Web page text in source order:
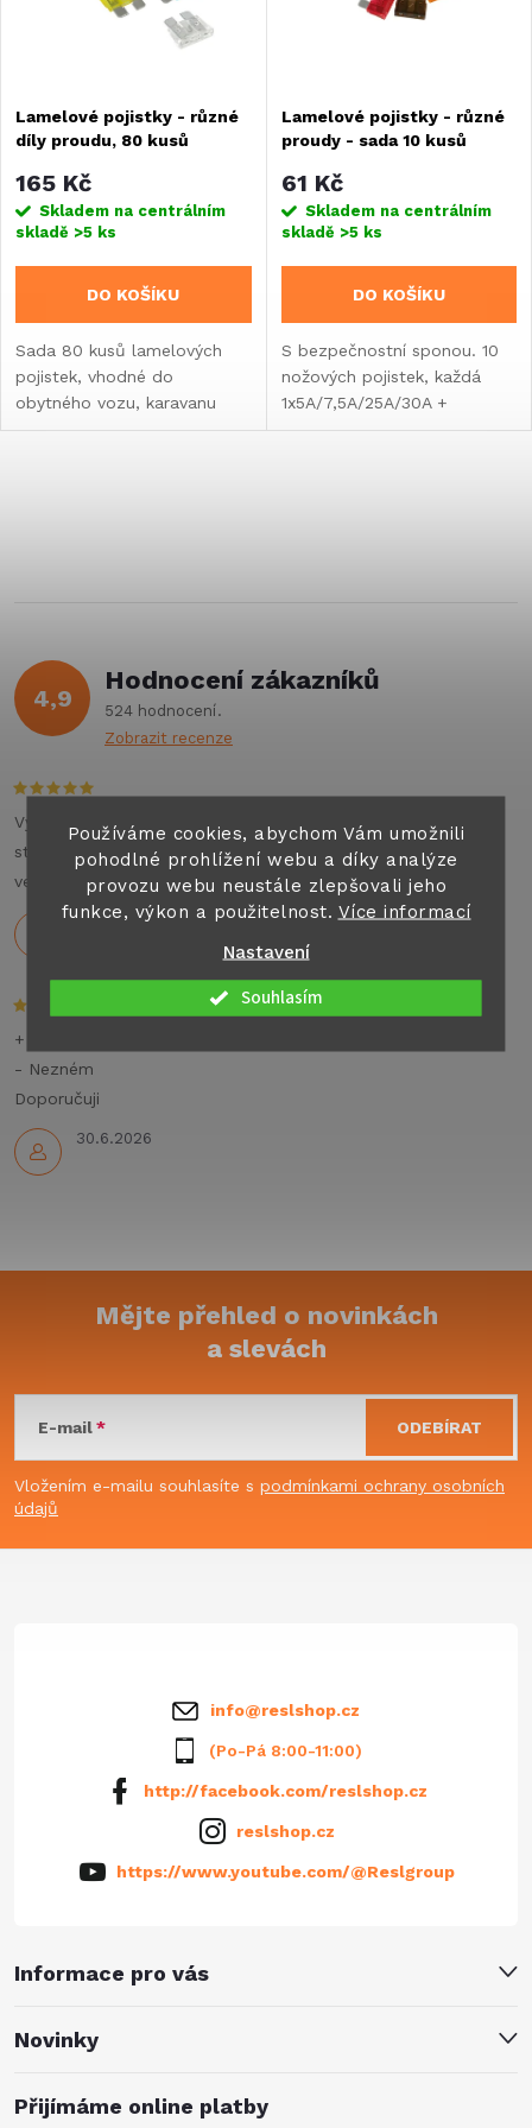
Používáme cookies, abychom Vám umožnili
pohodlné prohlížení webu a díky analýze
provozu webu neustále zlepšovali jeho
funkce, výkon a použitelnost. Více informací
Nastavení
Souhlasím
p
r
o
d
u
k
s
p
r
o
d
u
Lamelové pojistky - různé
díly proudu, 80 kusů
165 Kč
Skladem na centrálním
skladě >5 ks
DO KOŠÍKU
Sada 80 kusů lamelových
pojistek, vhodné do
obytného vozu, karavanu
nebo vestavby.
Lamelové pojistky - různé
proudy - sada 10 kusů
61 Kč
Skladem na centrálním
skladě >5 ks
DO KOŠÍKU
S bezpečnostní sponou. 10
nožových pojistek, každá
1x5A/7,5A/25A/30A +
2x10A/15A/20A
l
d
a
c
í
p
r
k
y
v
ý
i
4,9
Hodnocení zákazníků
524 hodnocení
Zobrazit recenze
Holeček
Výborné jednání , příjemný personál , auto top. Můžu na
stoprocent doporučit všem co hledají jakýkoliv pronájem
velkých aut nebo karavanu na dovolenou .
30.6.2026
+ Rychlé dodání,dobré ceny
- Nezném
Doporučuji
p
a
Mějte přehled o novinkách
a slevách
E-mail
Vložením e-mailu souhlasíte s podmínkami ochrany osobních
údajů
ODEBÍRAT
Informace pro vás
Novinky
info@reslshop.cz
(Po-Pá 8:00-11:00)
http://facebook.com/reslshop.cz
reslshop.cz
https://www.youtube.com/@Reslgroup
Přijímáme online platby